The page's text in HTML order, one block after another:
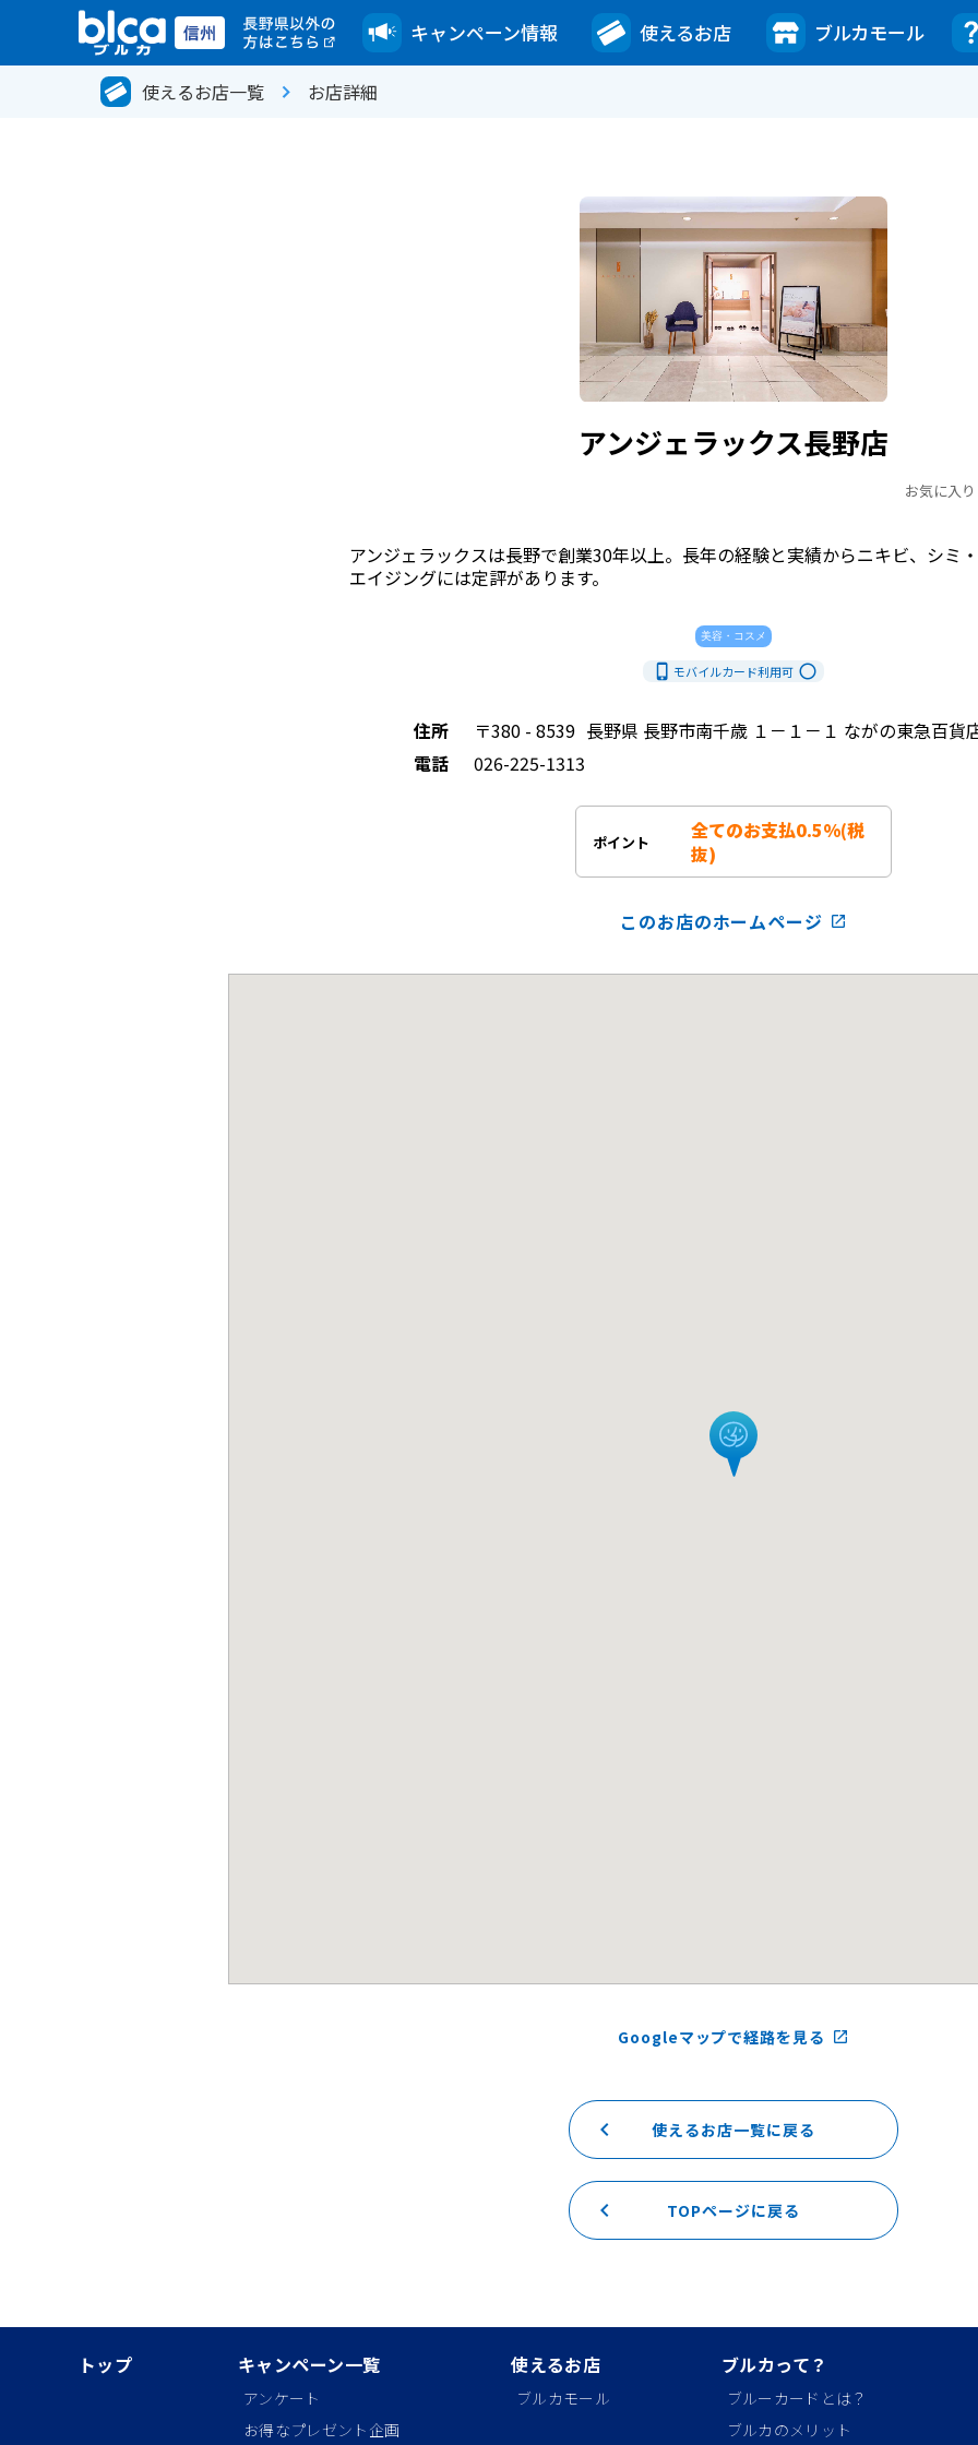
キャンペーン情報 使えるお店 ブルカモール
使えるお店一覧 お店詳細
アンジェラックス長野店
お気に入り
アンジェラックスは長野で創業30年以上。長年の経験と実績からニキビ、シミ
エイジングには定評があります。
美容・コスメ
phone_iphone モバイルカード利用可 radio_button_unchecked
住所 〒380 - 8539 長野県 長野市南千歳 １－１－１ ながの東急百貨
電話
026-225-1313
ポイント
全てのお支払0.5%(税
抜)
このお店のホームページ launch
Googleマップで経路を見る launch
使えるお店一覧に戻る
keyboard_arrow_left
TOPページに戻る
keyboard_arrow_left
トップ キャンペーン一覧
アンケート
お得なプレゼント企画
使えるお店
ブルカモール
ブルカって？
ブルーカードとは？
ブルカのメリット